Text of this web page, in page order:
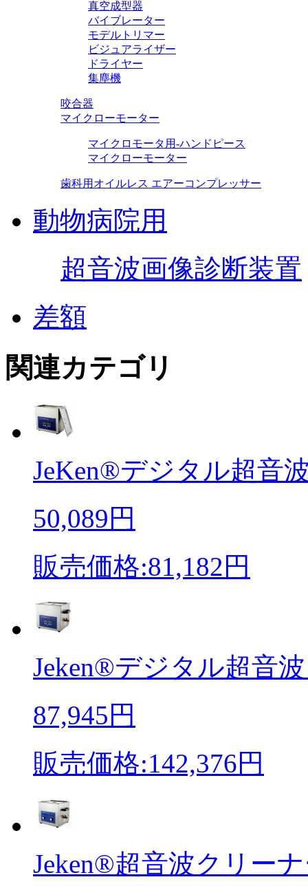
真空成型器
バイブレーター
モデルトリマー
ビジュアライザー
ドライヤー
集塵機
咬合器
マイクローモーター
マイクロモータ用-ハンドピース
マイクローモーター
歯科用オイルレス エアーコンプレッサー
動物病院用
超音波画像診断装置
差額
関連カテゴリ
JeKen®デジタル超音
50,089円
販売価格:81,182円
Jeken®デジタル超音
87,945円
販売価格:142,376円
Jeken®超音波クリー